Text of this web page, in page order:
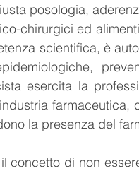
posologia,
chirurgici ed
scientifica, è
esercita la
la presenza del
concetto di non